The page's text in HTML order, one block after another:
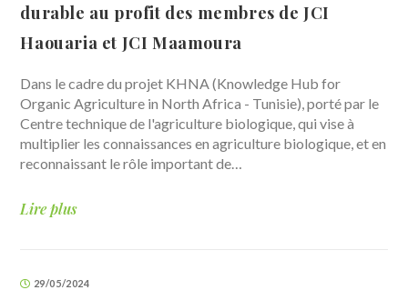
durable au profit des membres de JCI
Haouaria et JCI Maamoura
Dans le cadre du projet KHNA (Knowledge Hub for
Organic Agriculture in North Africa - Tunisie), porté par le
Centre technique de l'agriculture biologique, qui vise à
multiplier les connaissances en agriculture biologique, et en
reconnaissant le rôle important de…
Lire plus
29/05/2024